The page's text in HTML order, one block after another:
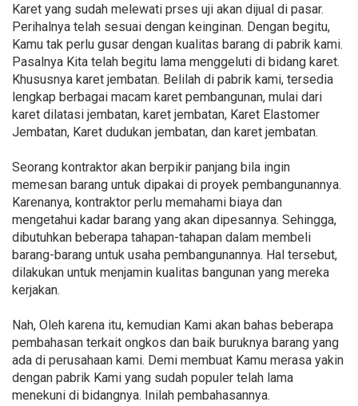
Karet yang sudah melewati prses uji akan dijual di pasar.
Perihalnya telah sesuai dengan keinginan. Dengan begitu,
Kamu tak perlu gusar dengan kualitas barang di pabrik kami.
Pasalnya Kita telah begitu lama menggeluti di bidang karet.
Khususnya karet jembatan. Belilah di pabrik kami, tersedia
lengkap berbagai macam karet pembangunan, mulai dari
karet dilatasi jembatan, karet jembatan, Karet Elastomer
Jembatan, Karet dudukan jembatan, dan karet jembatan.
Seorang kontraktor akan berpikir panjang bila ingin
memesan barang untuk dipakai di proyek pembangunannya.
Karenanya, kontraktor perlu memahami biaya dan
mengetahui kadar barang yang akan dipesannya. Sehingga,
dibutuhkan beberapa tahapan-tahapan dalam membeli
barang-barang untuk usaha pembangunannya. Hal tersebut,
dilakukan untuk menjamin kualitas bangunan yang mereka
kerjakan.
Nah, Oleh karena itu, kemudian Kami akan bahas beberapa
pembahasan terkait ongkos dan baik buruknya barang yang
ada di perusahaan kami. Demi membuat Kamu merasa yakin
dengan pabrik Kami yang sudah populer telah lama
menekuni di bidangnya. Inilah pembahasannya.